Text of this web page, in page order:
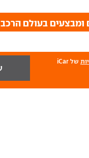
ומבצעים בעולם הרכב
של iCar